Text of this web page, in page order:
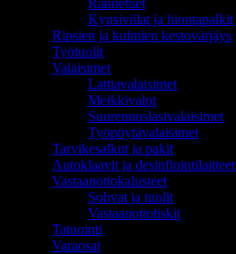
Rannetuet
Kynsiviilat ja hiontapalkit
Ripsien ja kulmien kestovärjäys
Työtuolit
Valaisimet
Lattiavalaisimet
Meikkivalot
Suurennuslasivalaisimet
Työpöytävalaisimet
Tarvikesalkut ja pakit
Autoklaavit ja desinfiointilaitteet
Vastaanottokalusteet
Sohvat ja tuolit
Vastaanottotiskit
Tatuointi
Varaosat